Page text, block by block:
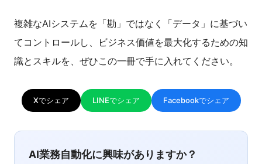
複雑なAIシステムを「勘」ではなく「データ」に基づい
てコントロールし、ビジネス価値を最大化するための知
識とスキルを、ぜひこの一冊で手に入れてください。
Xでシェア LINEでシェア Facebookでシェア
AI業務自動化に興味がありますか？